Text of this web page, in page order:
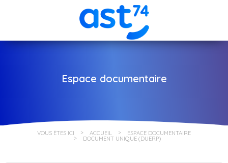
Espace documentaire
VOUS ÊTES ICI ACCUEIL ESPACE DOCUMENTAIRE
DOCUMENT UNIQUE (DUERP)